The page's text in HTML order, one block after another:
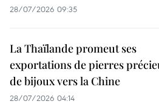
28/07/2026 09:35
La Thaïlande promeut ses
exportations de pierres
de bijoux vers la Chine
28/07/2026 04:14